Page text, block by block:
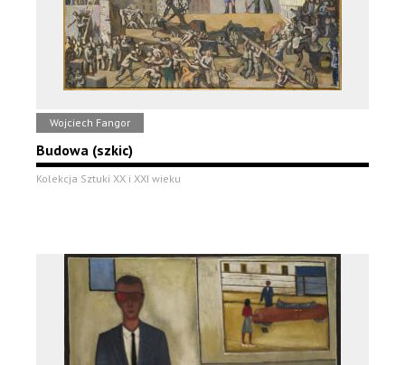
Wojciech Fangor
Budowa (szkic)
Kolekcja Sztuki XX i XXI wieku